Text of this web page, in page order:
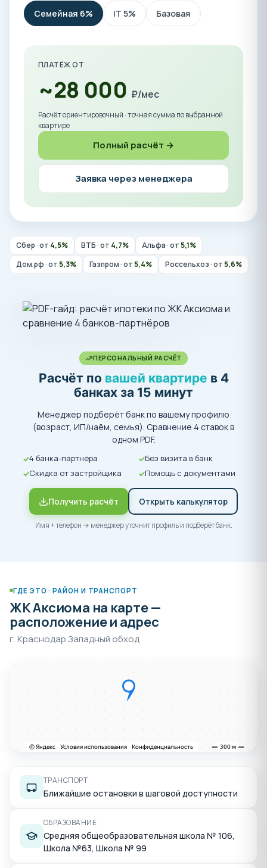
Семейная 6% IT 5% Базовая
ПЛАТЁЖ ОТ
~28 000 ₽/мес
Расчёт ориентировочный · точная сумма по выбранной
квартире
Полный расчёт →
Заявка через менеджера
Сбер · от 4,5% ВТБ · от 4,7% Альфа · от5,1%
Дом.рф · от5,3% Газпром · от5,4% Россельхоз · от5,6%
ПЕРСОНАЛЬНЫЙ РАСЧЁТ
Расчёт по вашей квартире в 4
банках за 15 минут
Менеджер подберёт банк по вашему профилю
(возраст, ИП/наём, семья). Сравнение 4 ставок в
одном PDF.
4 банка-партнёра
Без визита в банк
Скидка от застройщика
Помощь с документами
Получить расчёт Открыть калькулятор
Имя + телефон → менеджер уточнит профиль и подберёт банк.
ГДЕ ЭТО · РАЙОН И ТРАНСПОРТ
ЖК Аксиома на карте —
расположение и адрес
г. Краснодар Западный обход
ТРАНСПОРТ
Ближайшие остановки в шаговой доступности
ОБРАЗОВАНИЕ
Средняя общеобразовательная школа № 106,
Школа №63, Школа № 99